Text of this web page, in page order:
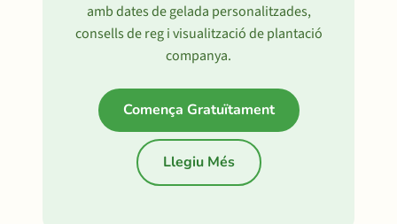
amb dates de gelada personalitzades,
consells de reg i visualització de plantació
companya.
Comença Gratuïtament
Llegiu Més